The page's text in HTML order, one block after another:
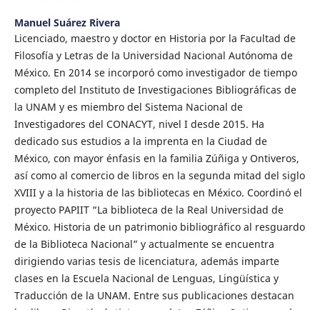
Manuel Suárez Rivera
Licenciado, maestro y doctor en Historia por la Facultad de
Filosofía y Letras de la Universidad Nacional Autónoma de
México. En 2014 se incorporó como investigador de tiempo
completo del Instituto de Investigaciones Bibliográficas de
la UNAM y es miembro del Sistema Nacional de
Investigadores del CONACYT, nivel I desde 2015. Ha
dedicado sus estudios a la imprenta en la Ciudad de
México, con mayor énfasis en la familia Zúñiga y Ontiveros,
así como al comercio de libros en la segunda mitad del siglo
XVIII y a la historia de las bibliotecas en México. Coordinó el
proyecto PAPIIT “La biblioteca de la Real Universidad de
México. Historia de un patrimonio bibliográfico al resguardo
de la Biblioteca Nacional” y actualmente se encuentra
dirigiendo varias tesis de licenciatura, además imparte
clases en la Escuela Nacional de Lenguas, Lingüística y
Traducción de la UNAM. Entre sus publicaciones destacan